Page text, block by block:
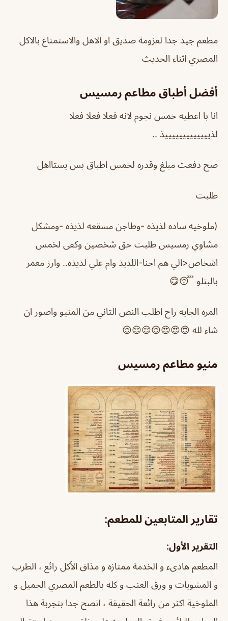
مطعم جيد جدا لعزومة صديق او الاهل والاستمتاع بالاكل
المصري اثناء الحديث
أفضل أطباق مطاعم رمسيس
انا با اعطيه خمس نجوم لانه فعلا فعلا فعلا
لذيييييييييييييذ ..
صح دفعت مبلغ وقدره لخمس اطباق بس يستااهل
طلبت
(ملوخيه ساده لذيذه -وطاجن مسقعه لذيذه -ومشكل
مشاوي رمسيس طلبت حق شخصين وكفى لخمس
اشخاص<الي هم احنا-اللذيذ وام علي لذيذه.. وارز معمر
بالبتلو 😴😋
المره الجايه راح اطلب النص الثاني من المنيو واصور ان
شاء لله 😍😍😍😌😌😌😌
منيو مطاعم رمسيس
تقارير المتابعين للمطعم:
التقرير الأول:
المطعم هادىء و الخدمة ممتازه و مذاق الأكل رائع ، الطرب
و المشويات و ورق العنب و كله بالطعم المصري الجميل و
الملوخية اكثر من رائعة الحقيقة ، انصح جدا بتجربة هذا